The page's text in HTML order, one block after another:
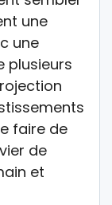
une
une
plusieurs
faire de
de
et